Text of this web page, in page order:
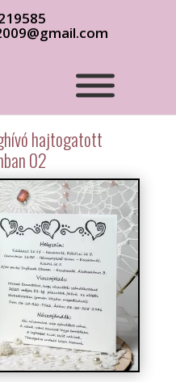
hajtogatott
02